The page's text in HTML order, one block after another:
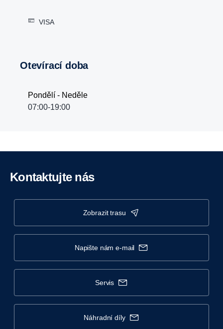
VISA
Otevírací doba
Pondělí - Neděle
07:00-19:00
Kontaktujte nás
zobrazit trasu
napište nám e-mail
servis
náhradní díly